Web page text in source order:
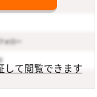
して閲覧できます